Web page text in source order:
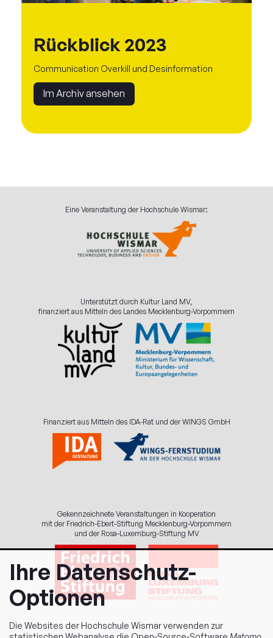
Ihre Datenschutz-
Optionen
Die Websites der Hochschule Wismar verwenden zur
Rückblick 2023
Communication Overkill und Desinformation
Im Archiv ansehen
Eine Veranstaltung der Hochschule Wismar:
Unterstützt durch Kultur Land MV,
finanziert aus Mitteln des Landes Mecklenburg-Vorpommern
Finanziert aus Mitteln des IDA-Rat und der WINGS GmbH
Gekennzeichnete Veranstaltungen in Kooperation
mit der Friedrich-Ebert-Stiftung Mecklenburg-Vorpommern
und der Rosa-Luxemburg-Stiftung MV